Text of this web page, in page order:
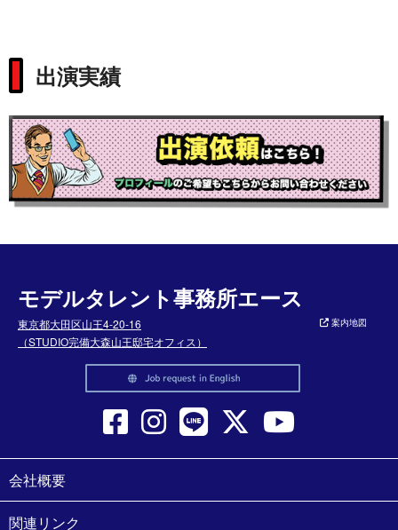
出演実績
モデルタレント事務所エース
東京都大田区山王4-20-16
（STUDIO完備大森山王邸宅オフィス）
案内地図
会社概要
関連リンク